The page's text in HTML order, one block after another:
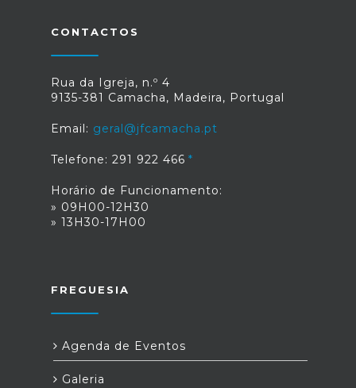
CONTACTOS
Rua da Igreja, n.º 4
9135-381 Camacha, Madeira, Portugal
Email: geral@jfcamacha.pt
Telefone: 291 922 466
Horário de Funcionamento:
» 09H00-12H30
» 13H30-17H00
FREGUESIA
Agenda de Eventos
Galeria